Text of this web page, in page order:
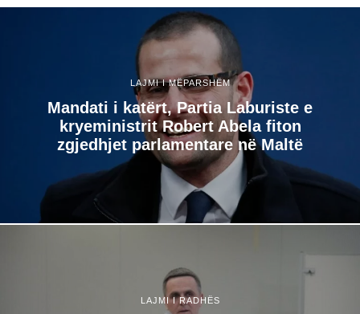
LAJMI I MËPARSHËM
Mandati i katërt, Partia Laburiste e
kryeministrit Robert Abela fiton
zgjedhjet parlamentare në Maltë
LAJMI I RADHËS